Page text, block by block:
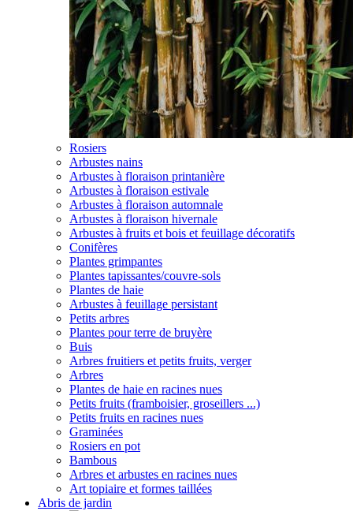
Rosiers
Arbustes nains
Arbustes à floraison printanière
Arbustes à floraison estivale
Arbustes à floraison automnale
Arbustes à floraison hivernale
Arbustes à fruits et bois et feuillage décoratifs
Conifères
Plantes grimpantes
Plantes tapissantes/couvre-sols
Plantes de haie
Arbustes à feuillage persistant
Petits arbres
Plantes pour terre de bruyère
Buis
Arbres fruitiers et petits fruits, verger
Arbres
Plantes de haie en racines nues
Petits fruits (framboisier, groseillers ...)
Petits fruits en racines nues
Graminées
Rosiers en pot
Bambous
Arbres et arbustes en racines nues
Art topiaire et formes taillées
Abris de jardin